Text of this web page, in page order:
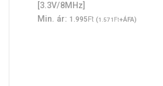
[3.3V/8MHz]
Min. ár: 1.995Ft (1.571 Ft+ÁFA)